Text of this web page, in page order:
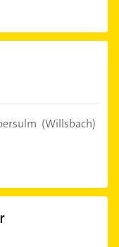
(Willsbach)